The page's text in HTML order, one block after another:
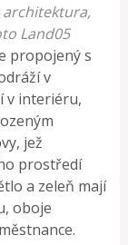
architektura,
Land05
propojený s
v
v interiéru,
jež
prostředí
a zeleň mají
oboje